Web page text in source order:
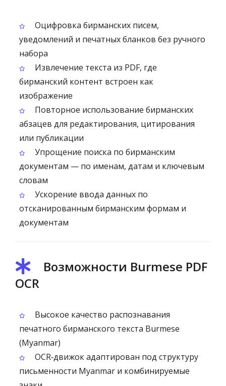
Оцифровка бирманских писем,
уведомлений и печатных бланков без ручного
набора
Извлечение текста из PDF, где
бирманский контент встроен как
изображение
Повторное использование бирманских
абзацев для редактирования, цитирования
или публикации
Упрощение поиска по бирманским
документам — по именам, датам и ключевым
словам
Ускорение ввода данных по
отсканированным бирманским формам и
документам
Возможности Burmese PDF
OCR
Высокое качество распознавания
печатного бирманского текста Burmese
(Myanmar)
OCR‑движок адаптирован под структуру
письменности Myanmar и комбинируемые